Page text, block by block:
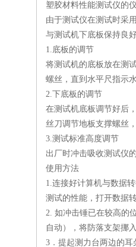
塑胶材料性能测试仪的
由于测试仪在测试时采
与测试机下底板保持良
1.底板的调节
将测试机的底板放在测
螺丝，直到水平尺指示
2.下底板的调节
在测试机底板调节好后
丝刀调节地板支撑螺丝
3.测试标准高度调节
出厂时冲击吸收测试仪
使用方法
1.连接好计算机与数据
测试的性能，打开数据
2. 如冲击锤已在较高的
自动），将防落支架挪
3．提起测力台两边的